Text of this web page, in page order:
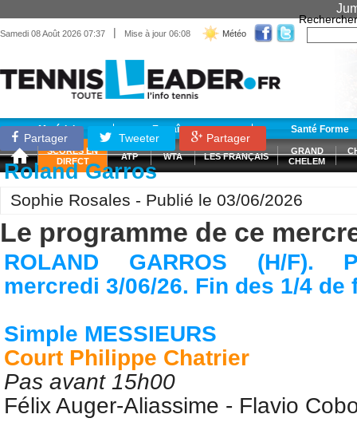
Samedi 08 Août 2026 07:37 | Mise à jour 06:08 Météo
Rechercher
Matériel Entraînement Santé Forme
SCORES EN
DIRECT
ATP WTA LES FRANÇAIS
GRAND
CHELEM
Partager Tweeter Partager
Roland Garros
Sophie Rosales - Publié le 03/06/2026
Le programme de ce
ROLAND GARROS (H/F).
mercredi 3/06/26. Fin des 1/4 de
Simple MESSIEURS
Court Philippe Chatrier
Pas avant 15h00
Félix Auger-Aliassime - Flavio